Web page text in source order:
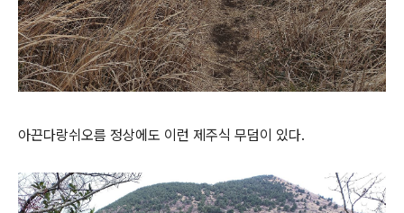
아끈다랑쉬오름 정상에도 이런 제주식 무덤이 있다.